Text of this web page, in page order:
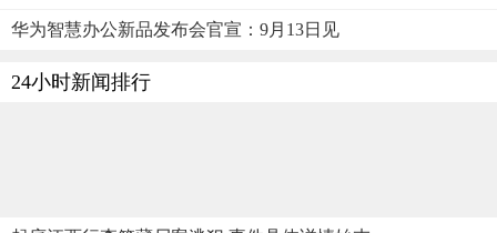
华为智慧办公新品发布会官宣：9月13日见
24小时新闻排行